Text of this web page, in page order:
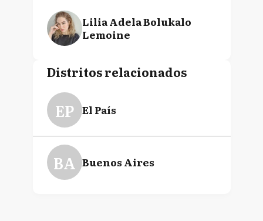
Lilia Adela Bolukalo
Lemoine
Distritos relacionados
EP El País
BA Buenos Aires